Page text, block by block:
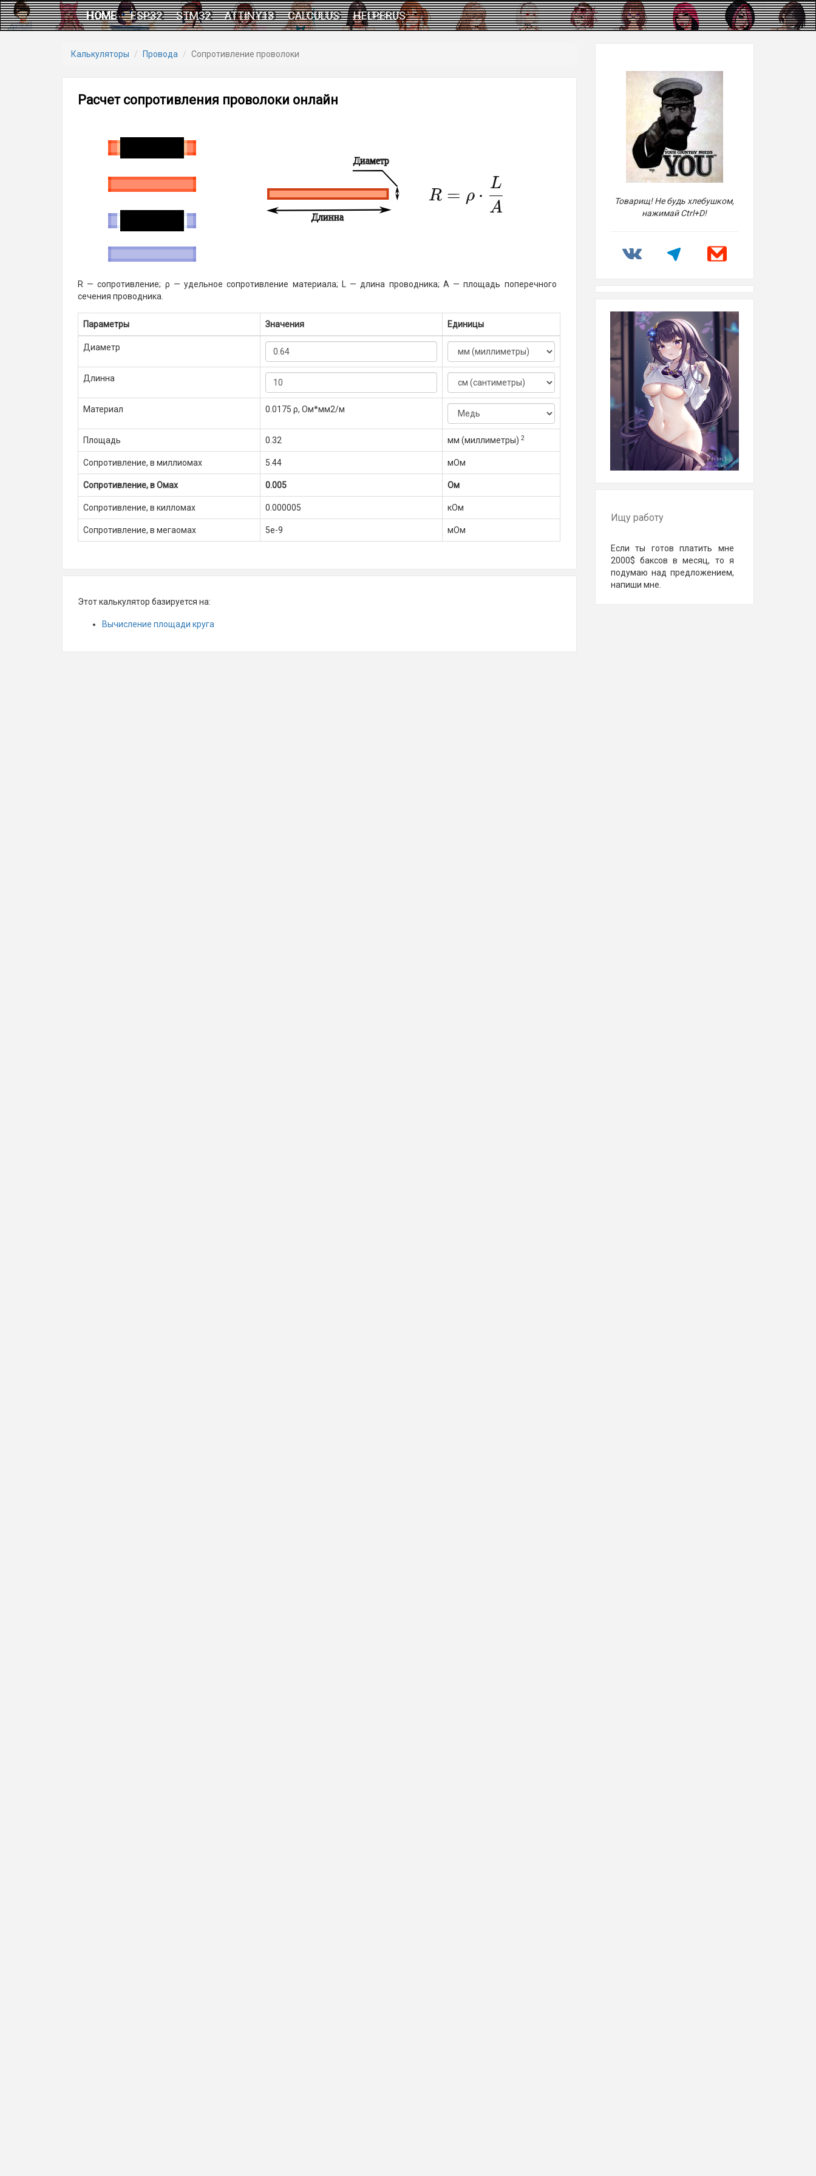
HOME ESP32 STM32 ATTINY13 CALCULUS HELPERUS
Калькуляторы Провода Сопротивление проволоки
Расчет сопротивления проволоки онлайн
R — сопротивление; ρ — удельное сопротивление материала; L — длина проводника; A — площадь поперечного
сечения проводника.
Параметры Значения Единицы
Диаметр
Длинна
Материал 0.0175 ρ, Ом*мм2/м
Площадь 0.32 мм (миллиметры) 2
Сопротивление, в миллиомах 5.44 мОм
Сопротивление, в Омах 0.005 Ом
Сопротивление, в килломах 0.000005 кОм
Сопротивление, в мегаомах 5e-9 мОм
Этот калькулятор базируется на:
Вычисление площади круга
Товарищ! Не будь хлебушком,
нажимай Ctrl+D!
Ищу работу
Если ты готов платить мне
2000$ баксов в месяц, то я
подумаю над предложением,
напиши мне.